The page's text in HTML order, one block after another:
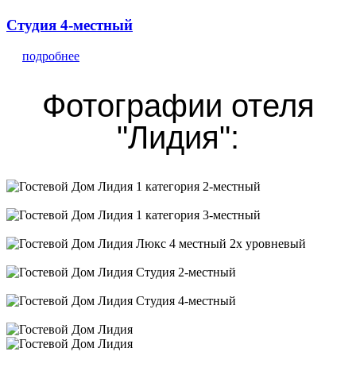
Студия 4-местный
подробнее
Фотографии отеля
"Лидия":